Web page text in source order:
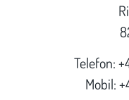
Telefon:
Mobil: